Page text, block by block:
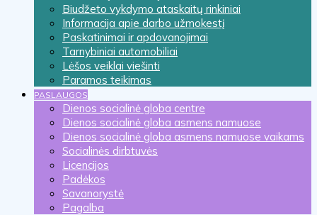
Biudžeto vykdymo ataskaitų rinkiniai
Informacija apie darbo užmokestį
Paskatinimai ir apdovanojimai
Tarnybiniai automobiliai
Lėšos veiklai viešinti
Paramos teikimas
PASLAUGOS
Dienos socialinė globa centre
Dienos socialinė globa asmens namuose
Dienos socialinė globa asmens namuose vaikams
Socialinės dirbtuvės
Licencijos
Padėkos
Savanorystė
Pagalba